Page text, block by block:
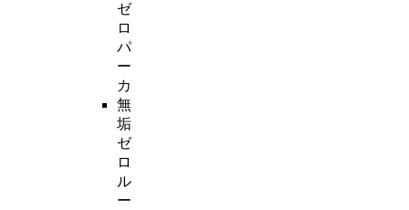
ゼ
ロ
パ
ー
カ
無
垢
ゼ
ロ
ル
ー